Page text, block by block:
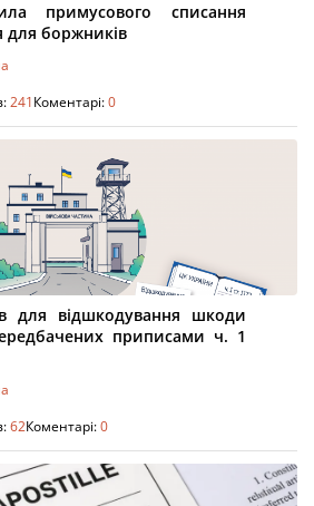
примусового списання
для боржників
241Коментарі:0
для відшкодування шкоди
приписами ч. 1
62Коментарі:0